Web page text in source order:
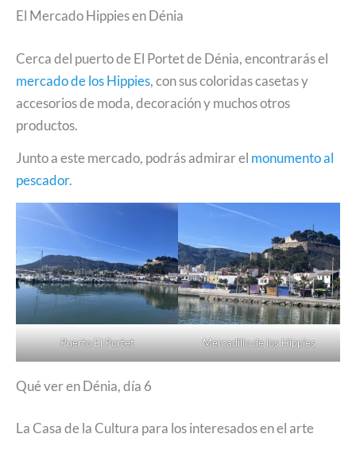
El Mercado Hippies en Dénia
Cerca del puerto de El Portet de Dénia, encontrarás el
mercado de los Hippies, con sus coloridas casetas y
accesorios de moda, decoración y muchos otros
productos.
Junto a este mercado, podrás admirar el monumento al
pescador.
Puerto El Portet Mercadillo de los Hippies
Qué ver en Dénia, día 6
La Casa de la Cultura para los interesados en el arte